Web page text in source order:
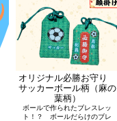
オリジナル必勝お守り
サッカーボール柄（麻の
葉柄）
ボールで作られたブレスレッ
ト！？ ボールだらけのブレ